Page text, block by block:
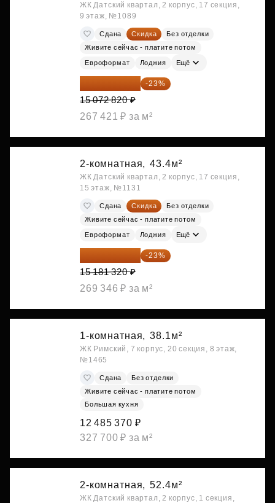
ЖК Датский квартал, 2 корпус, 17 секция,
9 этаж, №1089
Сдана Скидка
Без отделки
Живите сейчас - платите потом
Евроформат Лоджия Ещё
11 606 071 ₽ -23%
15 072 820 ₽
267 421 ₽ за м²
2-комнатная, 43.4м²
ЖК Датский квартал, 2 корпус, 17 секция,
15 этаж, №1131
Сдана Скидка
Без отделки
Живите сейчас - платите потом
Евроформат Лоджия Ещё
11 689 616 ₽ -23%
15 181 320 ₽
269 346 ₽ за м²
1-комнатная, 38.1м²
ЖК Римский, 7 корпус, 20 секция, 8 этаж,
№1465
Сдана
Без отделки
Живите сейчас - платите потом
Большая кухня
12 485 370 ₽
327 700 ₽ за м²
2-комнатная, 52.4м²
ЖК Датский квартал, 2 корпус, 1 секция,